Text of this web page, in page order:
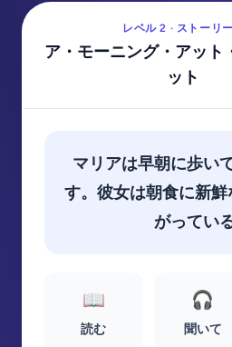
レベル 2 · ストーリ
ア・モーニング・アット
ット
マリアは早朝に歩い
す。彼女は朝食に新
がっている
📖
読む
🎧
聞いて